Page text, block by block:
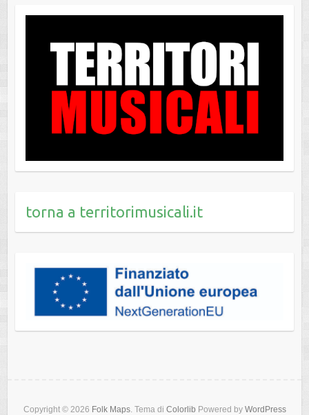
torna a territorimusicali.it
Copyright © 2026 Folk Maps. Tema di Colorlib Powered by WordPress